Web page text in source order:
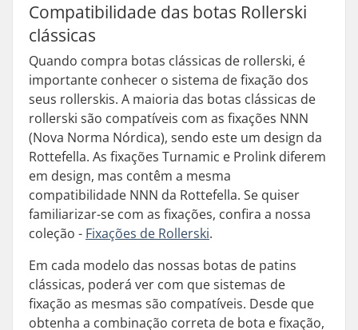
Compatibilidade das botas Rollerski
clássicas
Quando compra botas clássicas de rollerski, é
importante conhecer o sistema de fixação dos
seus rollerskis. A maioria das botas clássicas de
rollerski são compatíveis com as fixações NNN
(Nova Norma Nórdica), sendo este um design da
Rottefella. As fixações Turnamic e Prolink diferem
em design, mas contêm a mesma
compatibilidade NNN da Rottefella. Se quiser
familiarizar-se com as fixações, confira a nossa
coleção - Fixações de Rollerski.
Em cada modelo das nossas botas de patins
clássicas, poderá ver com que sistemas de
fixação as mesmas são compatíveis. Desde que
obtenha a combinação correta de bota e fixação,